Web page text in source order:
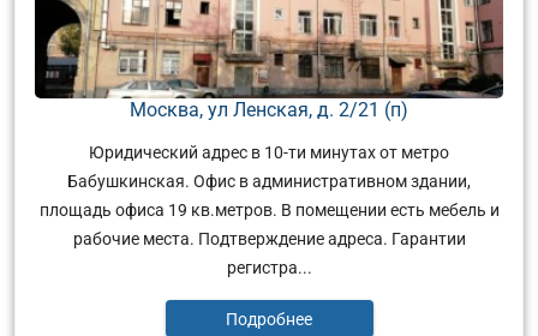
Москва, ул Ленская, д. 2/21 (п)
Юридический адрес в 10-ти минутах от метро
Бабушкинская. Офис в административном здании,
площадь офиса 19 кв.метров. В помещении есть мебель и
рабочие места. Подтверждение адреса. Гарантии
регистра...
Подробнее